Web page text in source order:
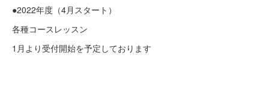
●2022年度（4月スタート）
各種コースレッスン
1月より受付開始を予定しております